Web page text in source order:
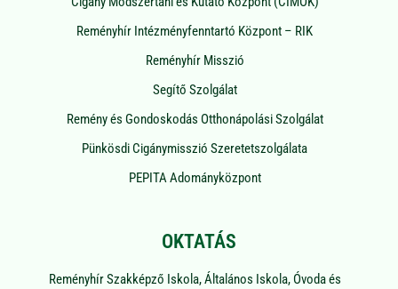
Reményhír Intézményfenntartó Központ – RIK
Reményhír Misszió
Segítő Szolgálat
Remény és Gondoskodás Otthonápolási Szolgálat
Pünkösdi Cigánymisszió Szeretetszolgálata
PEPITA Adományközpont
OKTATÁS
Reményhír Szakképző Iskola, Általános Iskola, Óvoda és